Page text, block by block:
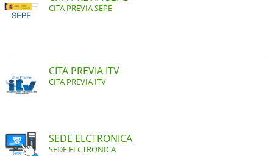
CITA PREVIA SEPE
CITA PREVIA ITV
CITA PREVIA ITV
SEDE ELCTRONICA
SEDE ELCTRONICA